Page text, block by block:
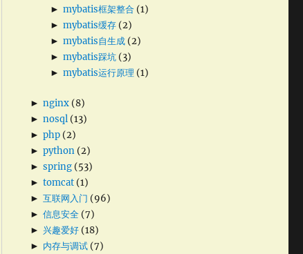
► mybatis框架整合(1)
► mybatis缓存(2)
► mybatis自生成(2)
► mybatis踩坑(3)
► mybatis运行原理 (1)
► nginx(8)
► nosql(13)
► php(2)
► python(2)
► spring(53)
► tomcat(1)
► 互联网入门 (96)
► 信息安全(7)
► 兴趣爱好(18)
► 内存与调试(7)